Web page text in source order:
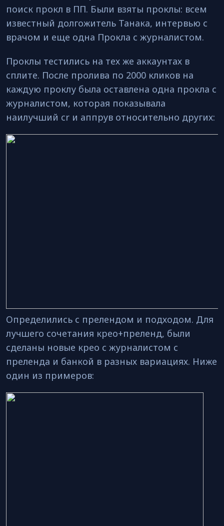
поиск прокл в ПП. Были взяты проклы: всем
известный долгожитель Танака, интервью с
врачом и еще одна Прокла с журналистом.
Проклы тестились на тех же аккаунтах в
сплите. После пролива по 2000 кликов на
каждую проклу была оставлена одна прокла с
журналистом, которая показывала
наилучший cr и аппрув относительно других:
Определились с прелендом и подходом. Для
лучшего сочетания крео+преленд, были
сделаны новые крео с журналистом с
преленда и банкой в разных вариациях. Ниже
один из примеров: